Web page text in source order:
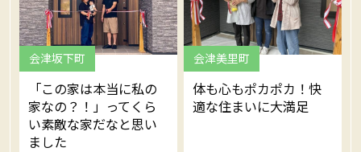
会津坂下町
「この家は本当に私の
家なの？！」ってくら
い素敵な家だなと思い
ました
会津美里町
体も心もポカポカ！快
適な住まいに大満足